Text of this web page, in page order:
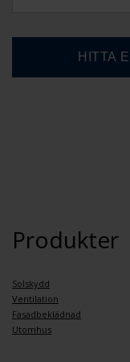
Produkter
Solskydd
Ventilation
Fasadbeklädnad
Utomhus